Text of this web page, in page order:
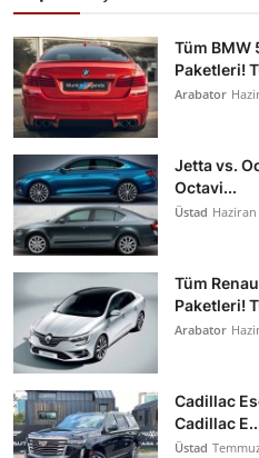
Tüm BMW
Paketleri!
Arabator
Jetta vs.
Octavi...
Üstad Haziran
Tüm
Paketleri!
Arabator
Cadillac
Cadillac
Üstad